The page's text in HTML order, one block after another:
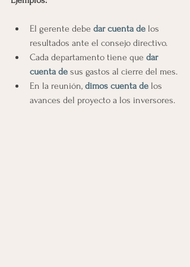
El gerente debe dar cuenta de los
resultados ante el consejo directivo.
Cada departamento tiene que dar
cuenta de sus gastos al cierre del mes.
En la reunión, dimos cuenta de los
avances del proyecto a los inversores.